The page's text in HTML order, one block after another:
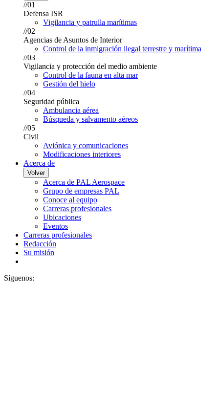
//01
Defensa ISR
Vigilancia y patrulla marítimas
//02
Agencias de Asuntos de Interior
Control de la inmigración ilegal terrestre y marítima
//03
Vigilancia y protección del medio ambiente
Control de la fauna en alta mar
Gestión del hielo
//04
Seguridad pública
Ambulancia aérea
Búsqueda y salvamento aéreos
//05
Civil
Aviónica y comunicaciones
Modificaciones interiores
Acerca de
Volver
Acerca de PAL Aerospace
Grupo de empresas PAL
Conoce al equipo
Carreras profesionales
Ubicaciones
Eventos
Carreras profesionales
Redacción
Su misión
Síguenos: